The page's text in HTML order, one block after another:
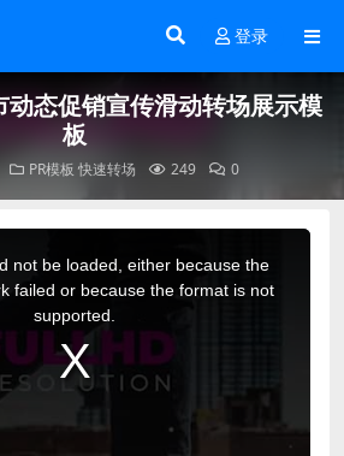
登录
动态促销宣传滑动转场展示模
板
PR模板 快速转场 249 0
not be loaded, either because the
failed or because the format is not
supported.